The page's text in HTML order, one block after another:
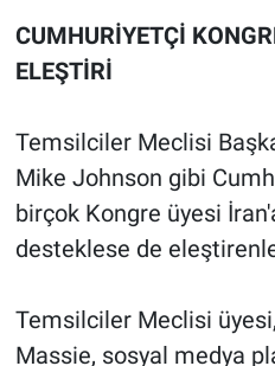
CUMHURİYETÇİ
ELEŞTİRİ
Temsilciler Meclisi
Mike Johnson gibi
birçok Kongre üyesi
desteklese de
Temsilciler Meclisi
Massie, sosyal medya